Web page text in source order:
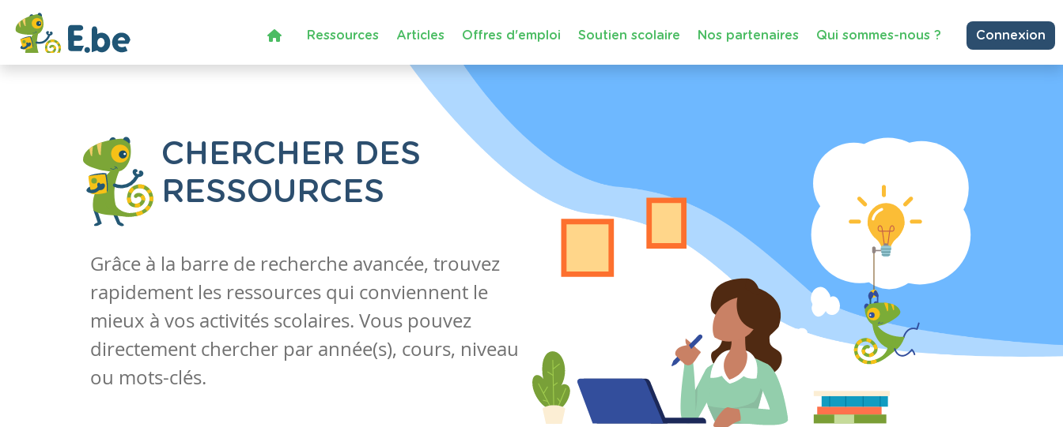
Ressources Articles Offres d'emploi Soutien scolaire Nos partenaires Qui sommes-nous ? Connexion
CHERCHER DES
RESSOURCES
Grâce à la barre de recherche avancée, trouvez
rapidement les ressources qui conviennent le
mieux à vos activités scolaires. Vous pouvez
directement chercher par année(s), cours, niveau
ou mots-clés.